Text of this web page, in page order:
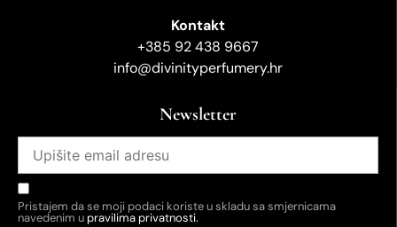
Kontakt
+385 92 438 9667
info@divinityperfumery.hr
Newsletter
Pristajem da se moji podaci koriste u skladu sa smjernicama
navedenim upravilima privatnosti.